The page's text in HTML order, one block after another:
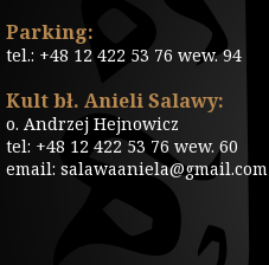
Parking:
tel.: +48 12 422 53 76 wew. 94
Kult bł. Anieli Salawy:
o. Andrzej Hejnowicz
tel: +48 12 422 53 76 wew. 60
email: salawaaniela@gmail.com